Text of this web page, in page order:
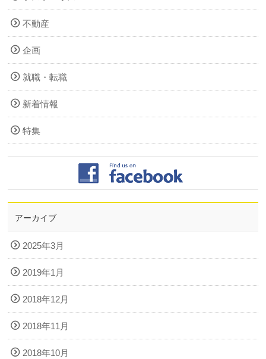
不動産
企画
就職・転職
新着情報
特集
アーカイブ
2025年3月
2019年1月
2018年12月
2018年11月
2018年10月